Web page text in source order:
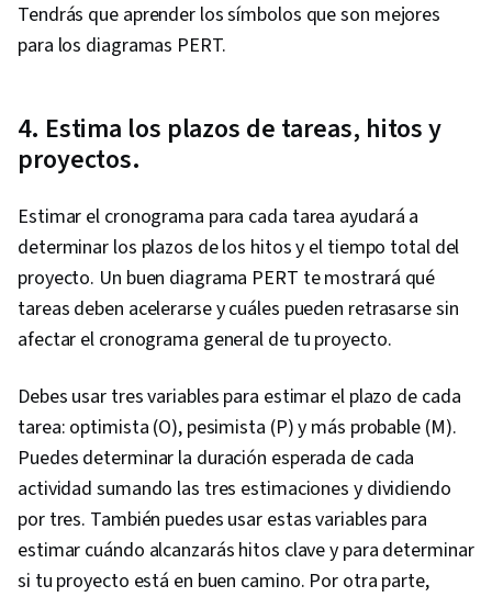
Tendrás que aprender los símbolos que son mejores
para los diagramas PERT.
4. Estima los plazos de tareas, hitos y
proyectos.
Estimar el cronograma para cada tarea ayudará a
determinar los plazos de los hitos y el tiempo total del
proyecto. Un buen diagrama PERT te mostrará qué
tareas deben acelerarse y cuáles pueden retrasarse sin
afectar el cronograma general de tu proyecto.
Debes usar tres variables para estimar el plazo de cada
tarea: optimista (O), pesimista (P) y más probable (M).
Puedes determinar la duración esperada de cada
actividad sumando las tres estimaciones y dividiendo
por tres. También puedes usar estas variables para
estimar cuándo alcanzarás hitos clave y para determinar
si tu proyecto está en buen camino. Por otra parte,